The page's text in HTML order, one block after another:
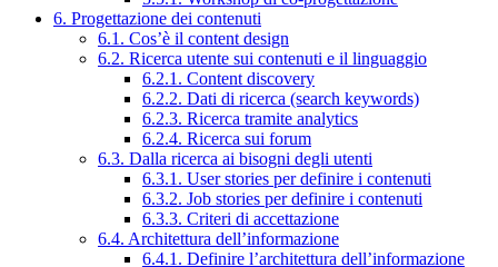
6. Progettazione dei contenuti
6.1. Cos’è il content design
6.2. Ricerca utente sui contenuti e il linguaggio
6.2.1. Content discovery
6.2.2. Dati di ricerca (search keywords)
6.2.3. Ricerca tramite analytics
6.2.4. Ricerca sui forum
6.3. Dalla ricerca ai bisogni degli utenti
6.3.1. User stories per definire i contenuti
6.3.2. Job stories per definire i contenuti
6.3.3. Criteri di accettazione
6.4. Architettura dell’informazione
6.4.1. Definire l’architettura dell’informazione